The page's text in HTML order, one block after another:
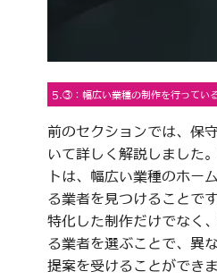
5.③：幅広い業種の制作を行ってい
前のセクションでは、保
いて詳しく解説しました
トは、幅広い業種のホー
る業者を見つけることで
特化した制作だけでなく
る業者を選ぶことで、異
提案を受けることができ